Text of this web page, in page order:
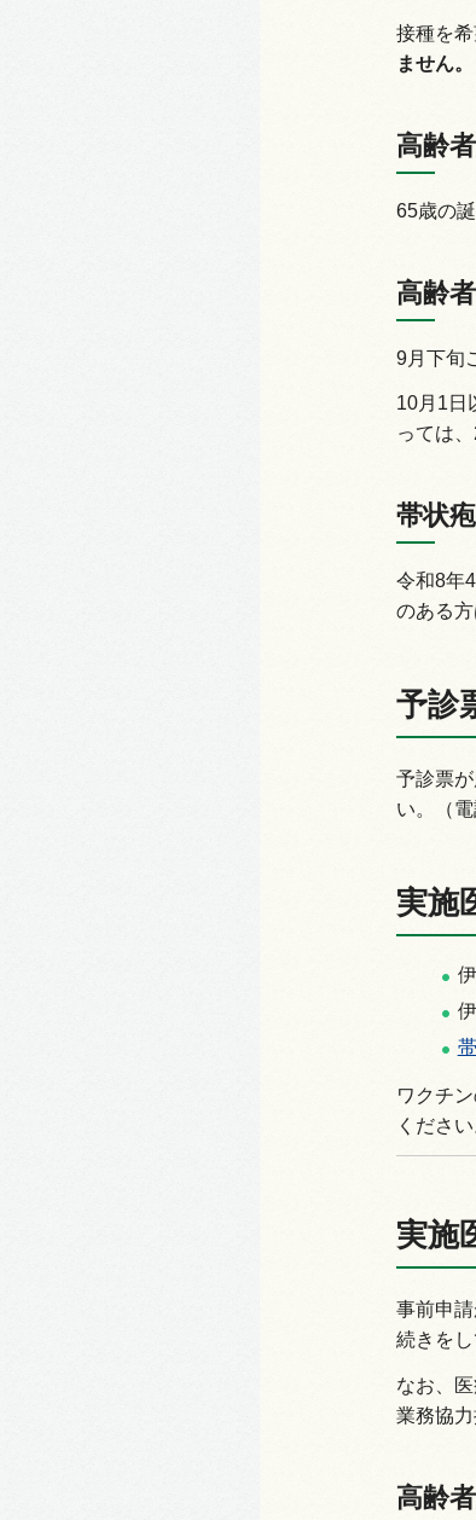
接種を
ません。
高齢
65歳の
高齢
9月下旬
10月1日
っては
帯状
令和8年
のある方
予診
予診票
い。（
実施
ワクチ
ください
実施
事前申
続きを
なお、
業務協力
高齢